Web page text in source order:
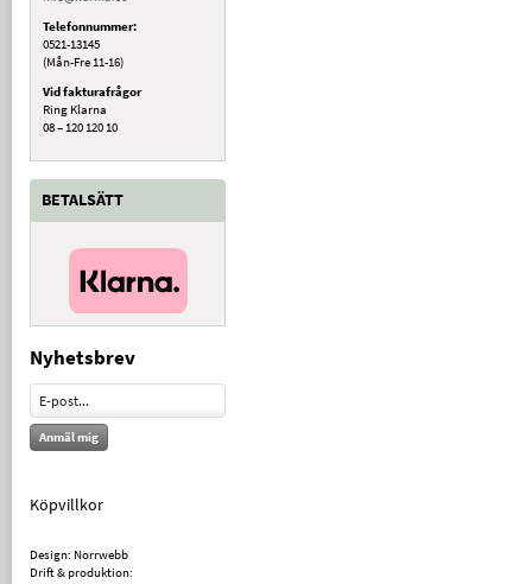
Telefonnummer:
0521-13145
(Mån-Fre 11-16)
Vid fakturafrågor
Ring Klarna
08 – 120 120 10
BETALSÄTT
Nyhetsbrev
Anmäl mig
Köpvillkor
Design: Norrwebb
Drift & produktion: